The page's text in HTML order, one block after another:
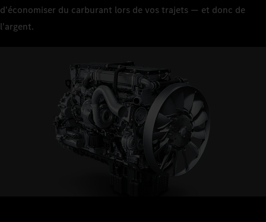
d'économiser du carburant lors de vos trajets — et donc de
l'argent.